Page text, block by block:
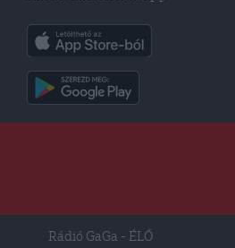
Rádió GaGa - ÉLŐ